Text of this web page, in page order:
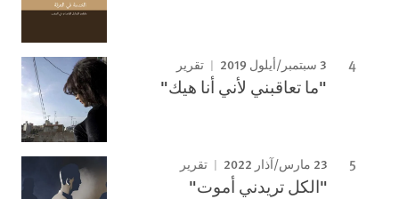
3 سبتمبر/أيلول 2019 تقرير
"ما تعاقبني لأني أنا هيك"
23 مارس/آذار 2022 تقرير
"الكل تريدني أموت"